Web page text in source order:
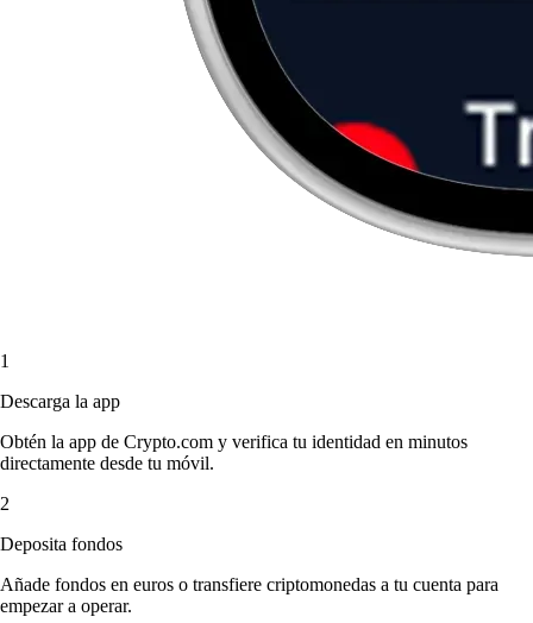
1
Descarga la app
Obtén la app de Crypto.com y verifica tu identidad en minutos
directamente desde tu móvil.
2
Deposita fondos
Añade fondos en euros o transfiere criptomonedas a tu cuenta para
empezar a operar.